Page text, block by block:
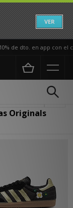
VER
de dto. en app con el
Originals